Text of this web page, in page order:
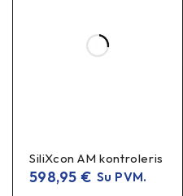
SiliXcon AM kontroleris
598,95 € Su PVM.